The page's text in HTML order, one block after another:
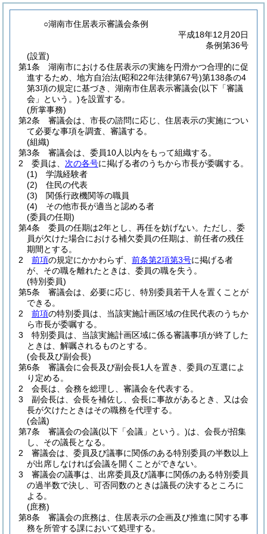
○湖南市住居表示審議会条例
平成18年12月20日
条例第36号
(設置)
第1条
湖南市における住居表示の実施を円滑かつ合理的に促
進するため、地方自治法(昭和22年法律第67号)第138条の4
第3項の規定に基づき、湖南市住居表示審議会(以下「審議
会」という。)を設置する。
(所掌事務)
第2条
審議会は、市長の諮問に応じ、住居表示の実施につい
て必要な事項を調査、審議する。
(組織)
第3条
審議会は、委員10人以内をもって組織する。
2
委員は、 次の各号に掲げる者のうちから市長が委嘱する。
(1)
学識経験者
(2)
住民の代表
(3)
関係行政機関等の職員
(4)
その他市長が適当と認める者
(委員の任期)
第4条
委員の任期は2年とし、再任を妨げない。 ただし、委
員が欠けた場合における補欠委員の任期は、前任者の残任
期間とする。
2
前項の規定にかかわらず、 前条第2項第3号に掲げる者
が、その職を離れたときは、委員の職を失う。
(特別委員)
第5条
審議会は、必要に応じ、特別委員若干人を置くことが
できる。
2
前項の特別委員は、当該実施計画区域の住民代表のうちか
ら市長が委嘱する。
3
特別委員は、当該実施計画区域に係る審議事項が終了した
ときは、解嘱されるものとする。
(会長及び副会長)
第6条
審議会に会長及び副会長1人を置き、委員の互選によ
り定める。
2
会長は、会務を総理し、審議会を代表する。
3
副会長は、会長を補佐し、会長に事故があるとき、又は会
長が欠けたときはその職務を代理する。
(会議)
第7条
審議会の会議(以下「会議」という。)は、会長が招集
し、その議長となる。
2
審議会は、委員及び議事に関係のある特別委員の半数以上
が出席しなければ会議を開くことができない。
3
審議会の議事は、出席委員及び議事に関係のある特別委員
の過半数で決し、可否同数のときは議長の決するところに
よる。
(庶務)
第8条
審議会の庶務は、住居表示の企画及び推進に関する事
務を所管する課において処理する。